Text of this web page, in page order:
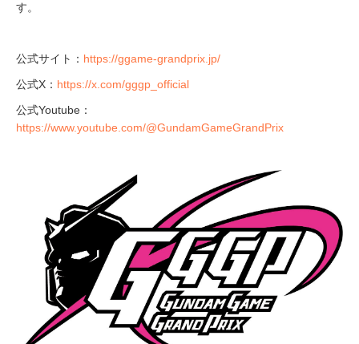
す。
公式サイト： https://ggame-grandprix.jp/
公式X： https://x.com/gggp_official
公式Youtube：
https://www.youtube.com/@GundamGameGrandPrix